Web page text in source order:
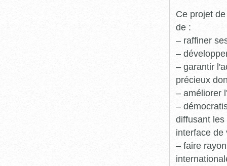
Ce projet
de :
– raffiner
–
– garantir
précieux
– améliorer
–
diffusant
interface de
– faire